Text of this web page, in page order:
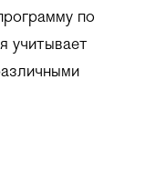
по
учитывает